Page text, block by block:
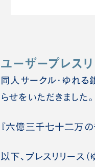
ユーザープレス
同人サークル・ゆれる
らせをいただきました。
『六億三千七十二万の
以下、プレスリリース